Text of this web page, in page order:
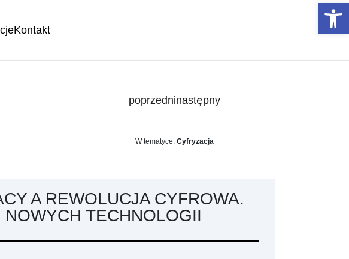
Kontakt
poprzedninastępny
W tematyce: Cyfryzacja
A REWOLUCJA CYFROWA.
TECHNOLOGII